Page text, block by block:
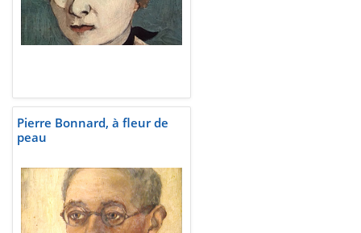
Pierre Bonnard, à fleur de
peau